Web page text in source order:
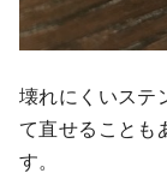
壊れにくいステ
て直せることも
す。